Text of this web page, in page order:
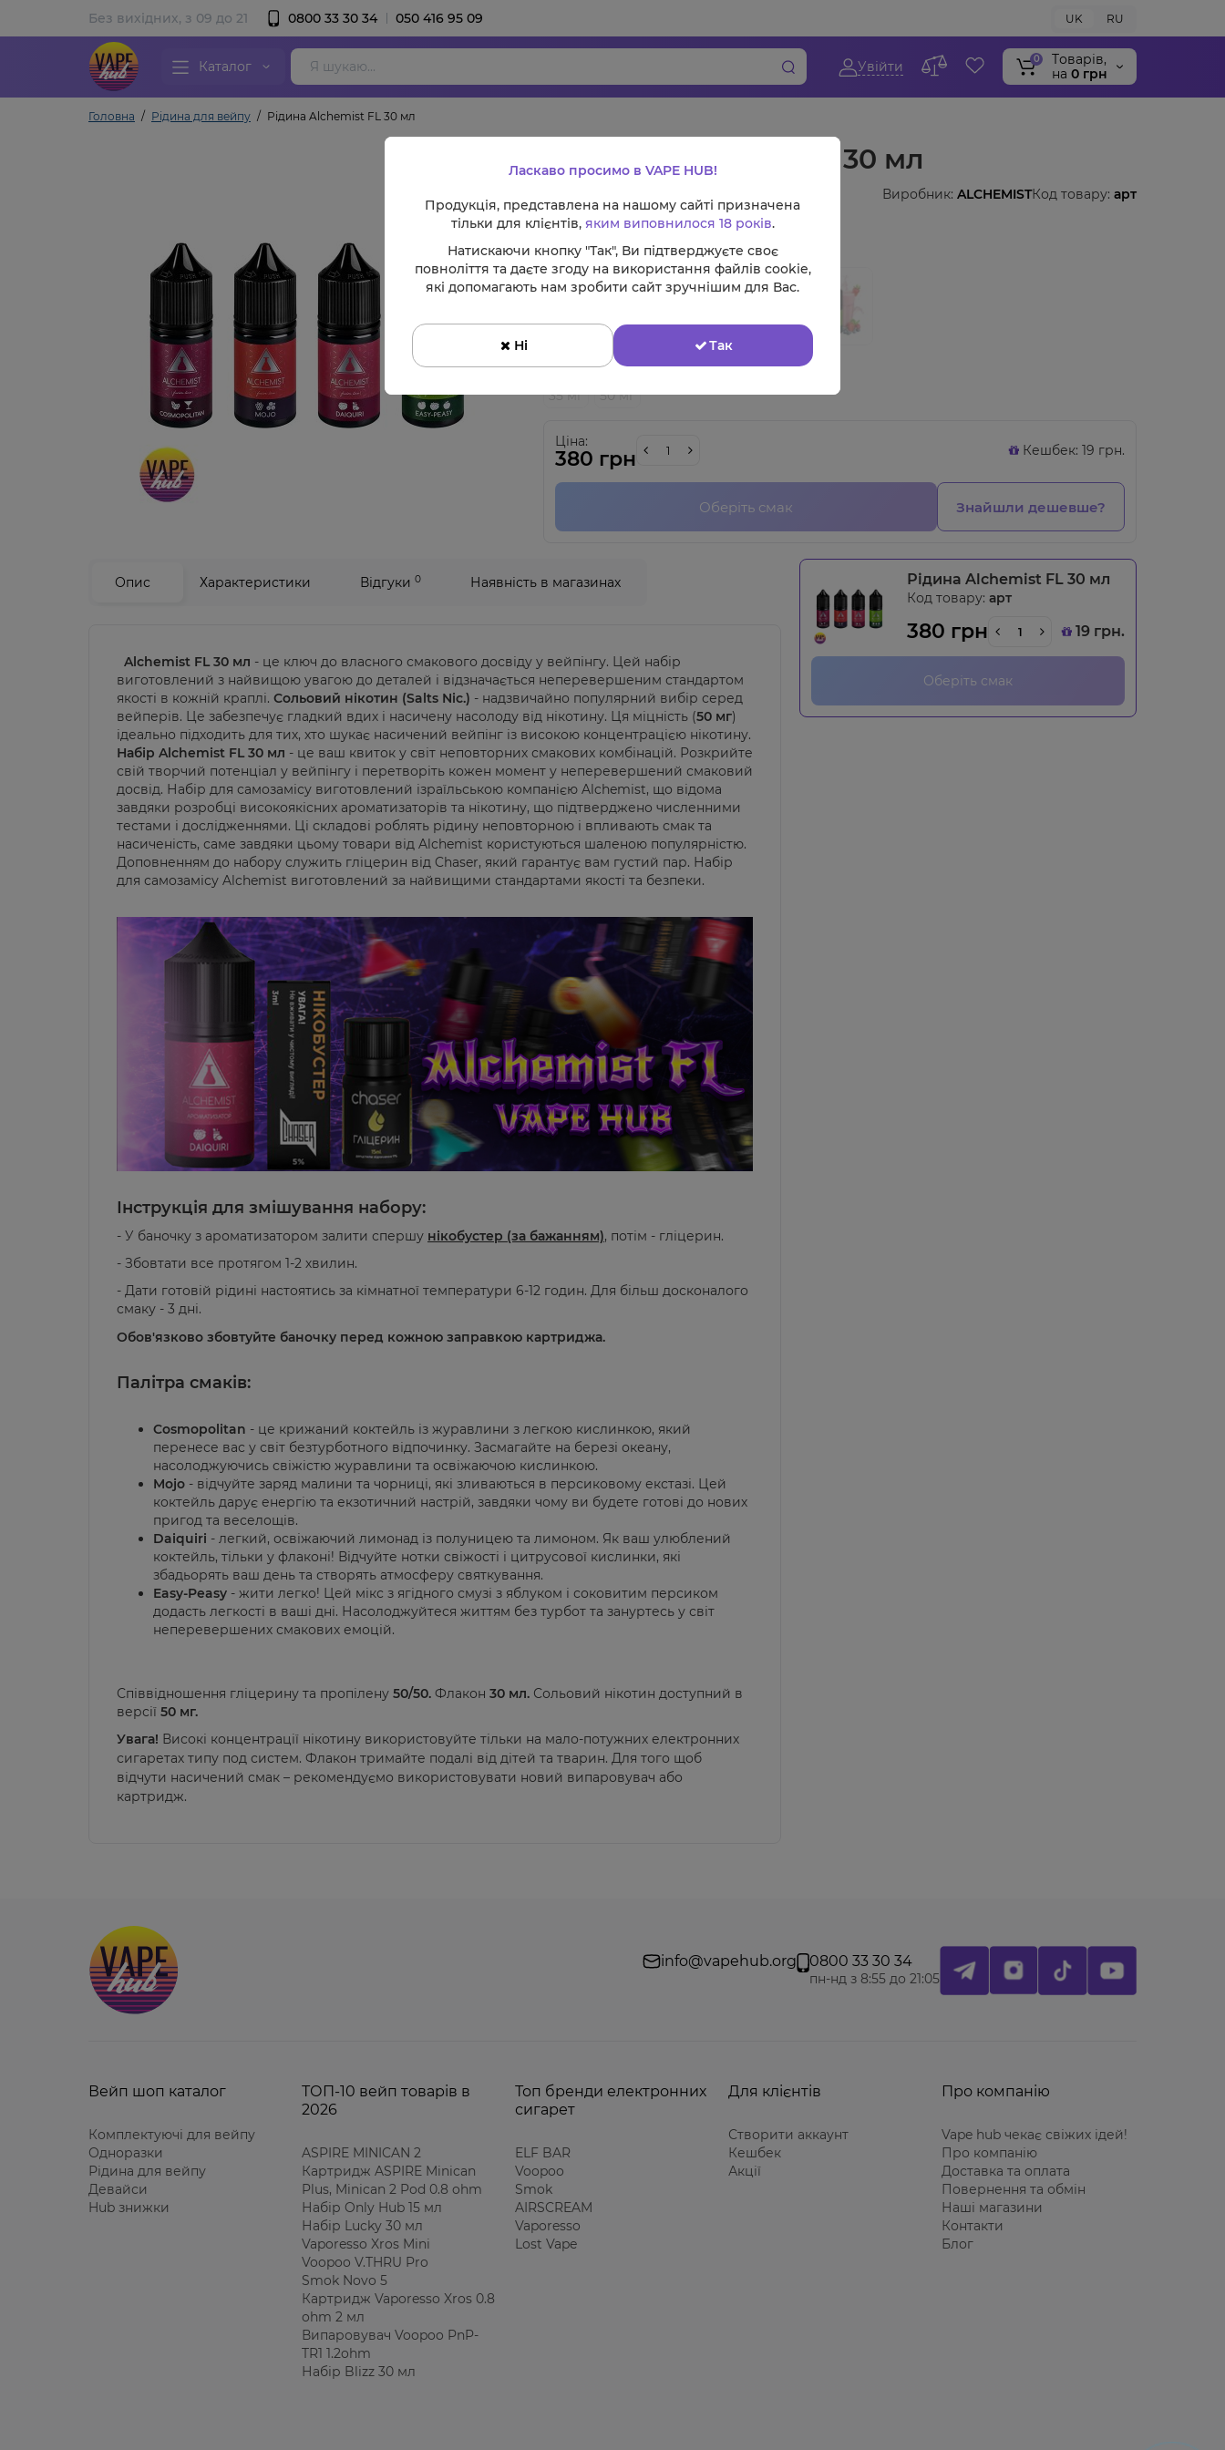
Без вихідних, з 09 до 21 0800 33 30 34 050 416 95 09 UK RU
Каталог Увійти 0
Tоварів,
на 0 грн
Головна Рідина для вейпу Рідина Alchemist FL 30 мл
Рідина Alchemist FL 30 мл
Виробник: ALCHEMISTКод товару: арт
Смак:
Міцність нікотину:
35 мг
50 мг
Ціна:
380 грн Кешбек: 19 грн.
Оберіть смак Знайшли дешевше?
Опис Характеристики Відгуки 0 Наявність в магазинах
Alchemist FL 30 мл - це ключ до власного смакового досвіду у вейпінгу. Цей набір
виготовлений з найвищою увагою до деталей і відзначається неперевершеним стандартом
якості в кожній краплі. Сольовий нікотин (Salts Nic.) - надзвичайно популярний вибір серед
вейперів. Це забезпечує гладкий вдих і насичену насолоду від нікотину. Ця міцність (50 мг)
ідеально підходить для тих, хто шукає насичений вейпінг із високою концентрацією нікотину.
Набір Alchemist FL 30 мл - це ваш квиток у світ неповторних смакових комбінацій. Розкрийте
свій творчий потенціал у вейпінгу і перетворіть кожен момент у неперевершений смаковий
досвід. Набір для самозамісу виготовлений ізраїльською компанією Alchemist, що відома
завдяки розробці високоякісних ароматизаторів та нікотину, що підтверджено численними
тестами і дослідженнями. Ці складові роблять рідину неповторною і впливають смак та
насиченість, саме завдяки цьому товари від Alchemist користуються шаленою популярністю.
Доповненням до набору служить гліцерин від Chaser, який гарантує вам густий пар. Набір
для самозамісу Alchemist виготовлений за найвищими стандартами якості та безпеки.
Інструкція для змішування набору:
- У баночку з ароматизатором залити спершу нікобустер (за бажанням), потім - гліцерин.
- Збовтати все протягом 1-2 хвилин.
- Дати готовій рідині настоятись за кімнатної температури 6-12 годин. Для більш досконалого
смаку - 3 дні.
Обов'язково збовтуйте баночку перед кожною заправкою картриджа.
Палітра смаків:
Cosmopolitan - це крижаний коктейль із журавлини з легкою кислинкою, який
перенесе вас у світ безтурботного відпочинку. Засмагайте на березі океану,
насолоджуючись свіжістю журавлини та освіжаючою кислинкою.
Mojo - відчуйте заряд малини та чорниці, які зливаються в персиковому екстазі. Цей
коктейль дарує енергію та екзотичний настрій, завдяки чому ви будете готові до нових
пригод та веселощів.
Daiquiri - легкий, освіжаючий лимонад із полуницею та лимоном. Як ваш улюблений
коктейль, тільки у флаконі! Відчуйте нотки свіжості і цитрусової кислинки, які
збадьорять ваш день та створять атмосферу святкування.
Easy-Peasy - жити легко! Цей мікс з ягідного смузі з яблуком і соковитим персиком
додасть легкості в ваші дні. Насолоджуйтеся життям без турбот та зануртесь у світ
неперевершених смакових емоцій.
Співвідношення гліцерину та пропілену 50/50. Флакон 30 мл. Сольовий нікотин доступний в
версії 50 мг.
Увага! Високі концентрації нікотину використовуйте тільки на мало-потужних електронних
сигаретах типу под систем. Флакон тримайте подалі від дітей та тварин. Для того щоб
відчути насичений смак – рекомендуємо використовувати новий випаровувач або
картридж.
Рідина Alchemist FL 30 мл
Код товару: арт
380 грн 19 грн.
Оберіть смак
0800 33 30 34
пн-нд з 8:55 до 21:05
info@vapehub.org
Вейп шоп каталог
Комплектуючі для вейпу
Одноразки
Рідина для вейпу
Девайси
Hub знижки
ТОП-10 вейп товарів в
2026
ASPIRE MINICAN 2
Картридж ASPIRE Minican
Plus, Minican 2 Pod 0.8 ohm
Набір Only Hub 15 мл
Набір Lucky 30 мл
Vaporesso Xros Mini
Voopoo V.THRU Pro
Smok Novo 5
Картридж Vaporesso Xros 0.8
ohm 2 мл
Випаровувач Voopoo PnP-
TR1 1.2ohm
Набір Blizz 30 мл
Топ бренди електронних
сигарет
ELF BAR
Voopoo
Smok
AIRSCREAM
Vaporesso
Lost Vape
Для клієнтів
Створити аккаунт
Кешбек
Акції
Про компанію
Vape hub чекає свіжих ідей!
Про компанію
Доставка та оплата
Повернення та обмін
Наші магазини
Контакти
Блог
Ласкаво просимо в VAPE HUB!
Продукція, представлена на нашому сайті призначена
тільки для клієнтів, яким виповнилося 18 років.
Натискаючи кнопку "Так", Ви підтверджуєте своє
повноліття та даєте згоду на використання файлів cookie,
які допомагають нам зробити сайт зручнішим для Вас.
Ні Так